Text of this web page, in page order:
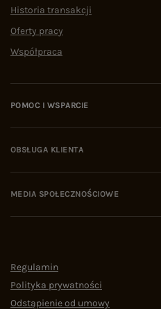
Historia transakcji
Oferty pracy
Współpraca
POMOC I WSPARCIE
OBSŁUGA KLIENTA
MEDIA SPOŁECZNOŚCIOWE
Regulamin
Polityka prywatności
Odstąpienie od umowy